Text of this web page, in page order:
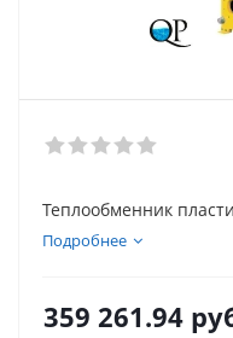
Теплообменник
Подробнее
359 261.94